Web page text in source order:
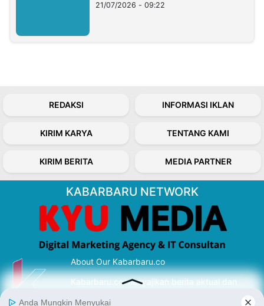
21/07/2026 - 09:22
REDAKSI INFORMASI IKLAN
KIRIM KARYA TENTANG KAMI
KIRIM BERITA MEDIA PARTNER
KABARBARU NETWORK
About Our Kabarbaru.co
Kabarbaru.co menyajikan berita aktual dan
serta terverifikasi dari sumber yang tepat.